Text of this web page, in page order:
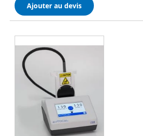
Ajouter au devis